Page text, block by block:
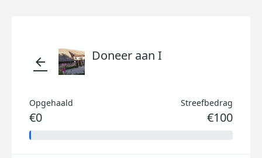
arrow_back Doneer aan I
Opgehaald
€0
Streefbedrag
€100